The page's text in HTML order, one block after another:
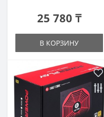
25 780 ₸
В КОРЗИНУ